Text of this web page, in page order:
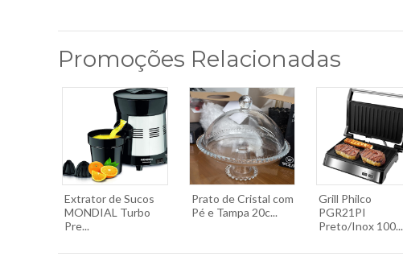
Promoções Relacionadas
Extrator de Sucos
MONDIAL Turbo
Pre...
Prato de Cristal com
Pé e Tampa 20c...
Grill Philco
PGR21PI
Preto/Inox 100...